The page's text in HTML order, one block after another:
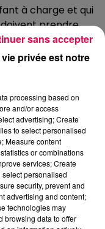
à charge et qui
prendre
pour déposer
un rôle majeur
Grâce à
entamer leur
dans de bonnes
manière de
réduisant les
des familles.
privée est notre
processing based on
and/or access
advertising; Create
to select personalised
Measure content
or combinations
services; Create
personalised
security, prevent and
advertising and content;
technologies may
browsing data to offer
sans accepter